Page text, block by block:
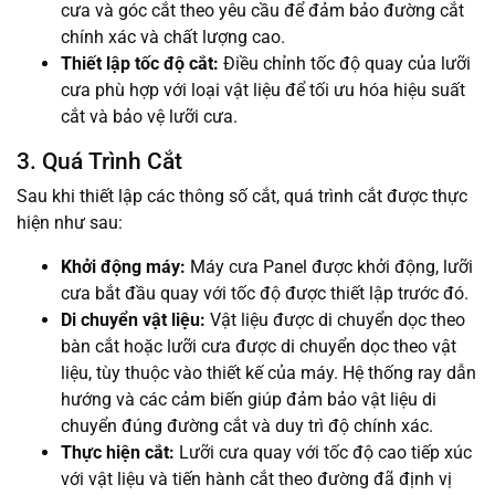
cưa và góc cắt theo yêu cầu để đảm bảo đường cắt
chính xác và chất lượng cao.
Thiết lập tốc độ cắt: Điều chỉnh tốc độ quay của lưỡi
cưa phù hợp với loại vật liệu để tối ưu hóa hiệu suất
cắt và bảo vệ lưỡi cưa.
3. Quá Trình Cắt
Sau khi thiết lập các thông số cắt, quá trình cắt được thực
hiện như sau:
Khởi động máy: Máy cưa Panel được khởi động, lưỡi
cưa bắt đầu quay với tốc độ được thiết lập trước đó.
Di chuyển vật liệu: Vật liệu được di chuyển dọc theo
bàn cắt hoặc lưỡi cưa được di chuyển dọc theo vật
liệu, tùy thuộc vào thiết kế của máy. Hệ thống ray dẫn
hướng và các cảm biến giúp đảm bảo vật liệu di
chuyển đúng đường cắt và duy trì độ chính xác.
Thực hiện cắt: Lưỡi cưa quay với tốc độ cao tiếp xúc
với vật liệu và tiến hành cắt theo đường đã định vị